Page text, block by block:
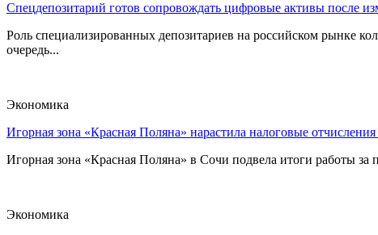
Спецдепозитарий готов сопровождать цифровые активы после
Роль специализированных депозитариев на российском рынке
очередь...
Экономика
Игорная зона «Красная Поляна» нарастила налоговые
Игорная зона «Красная Поляна» в Сочи подвела итоги работы
Экономика